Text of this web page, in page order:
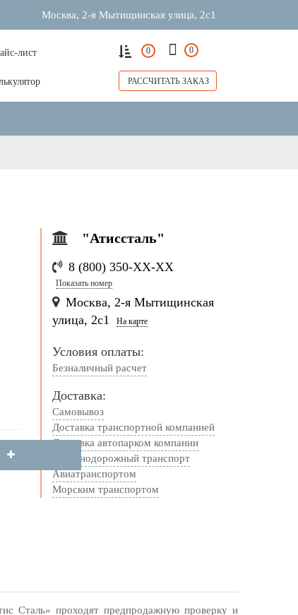
Москва, 2-я Мытищинская улица, 2с1
лист 0 0
РАССЧИТАТЬ ЗАКАЗ
"Атиссталь"
8 (800) 350-ХХ-ХХ
Показать номер
Москва, 2-я Мытищинская
улица, 2с1
На карте
Условия оплаты:
Безналичный расчет
Доставка:
Самовывоз
Доставка транспортной компанией
Доставка автопарком компании
Железнодорожный транспорт
Авиатранспортом
Морским транспортом
Сталь» проходят предпродажную проверку и